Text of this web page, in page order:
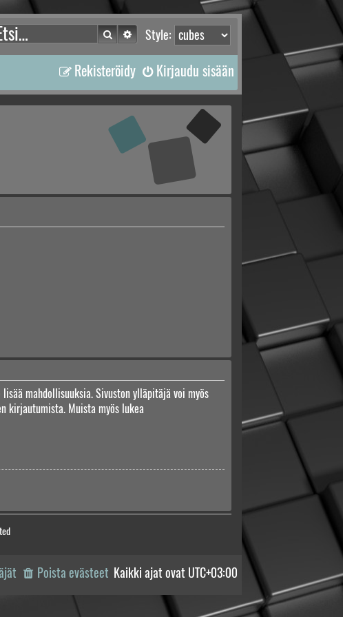
Style:
Etsi Tarkennettu haku
Kirjaudu sisään
Rekisteröidy
mahdollisuuksia. Sivuston ylläpitäjä voi myös
kirjautumista. Muista myös lukea
Kaikki ajat ovat UTC+03:00
Poista evästeet